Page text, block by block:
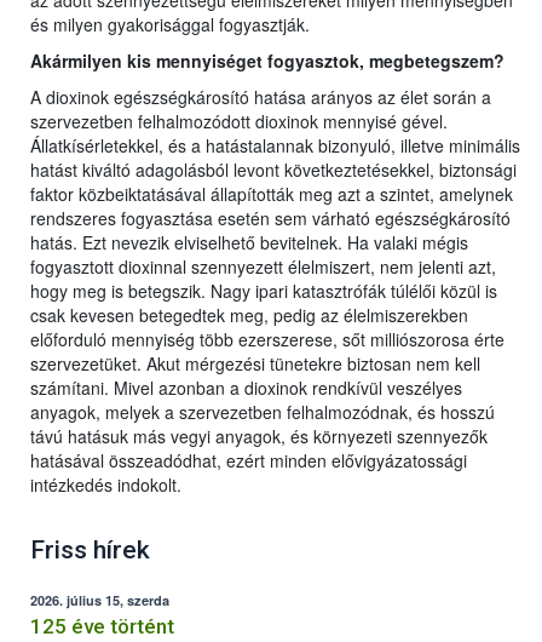
és milyen gyakorisággal fogyasztják.
Akármilyen kis mennyiséget fogyasztok, megbetegszem?
A dioxinok egészségkárosító hatása arányos az élet során a
szervezetben felhalmozódott dioxinok mennyisé gével.
Állatkísérletekkel, és a hatástalannak bizonyuló, illetve minimális
hatást kiváltó adagolásból levont következtetésekkel, biztonsági
faktor közbeiktatásával állapították meg azt a szintet, amelynek
rendszeres fogyasztása esetén sem várható egészségkárosító
hatás. Ezt nevezik elviselhető bevitelnek. Ha valaki mégis
fogyasztott dioxinnal szennyezett élelmiszert, nem jelenti azt,
hogy meg is betegszik. Nagy ipari katasztrófák túlélői közül is
csak kevesen betegedtek meg, pedig az élelmiszerekben
előforduló mennyiség több ezerszerese, sőt milliószorosa érte
szervezetüket. Akut mérgezési tünetekre biztosan nem kell
számítani. Mivel azonban a dioxinok rendkívül veszélyes
anyagok, melyek a szervezetben felhalmozódnak, és hosszú
távú hatásuk más vegyi anyagok, és környezeti szennyezők
hatásával összeadódhat, ezért minden elővigyázatossági
intézkedés indokolt.
Friss hírek
2026. július 15, szerda
125 éve történt